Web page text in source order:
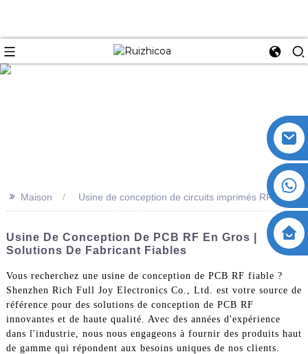
>> Maison Usine de conception de circuits imprimés RF
Usine De Conception De PCB RF En Gros |
Solutions De Fabricant Fiables
Vous recherchez une usine de conception de PCB RF fiable ?
Shenzhen Rich Full Joy Electronics Co., Ltd. est votre source de
référence pour des solutions de conception de PCB RF
innovantes et de haute qualité. Avec des années d'expérience
dans l'industrie, nous nous engageons à fournir des produits haut
de gamme qui répondent aux besoins uniques de nos clients.